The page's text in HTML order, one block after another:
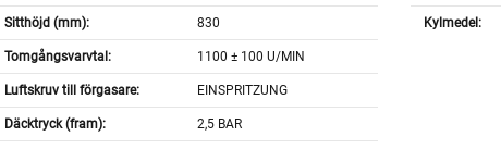
Sitthöjd (mm): 830
Tomgångsvarvtal: 1100 ± 100 U/MIN
Luftskruv till förgasare: EINSPRITZUNG
Däcktryck (fram): 2,5 BAR
Kylmedel: